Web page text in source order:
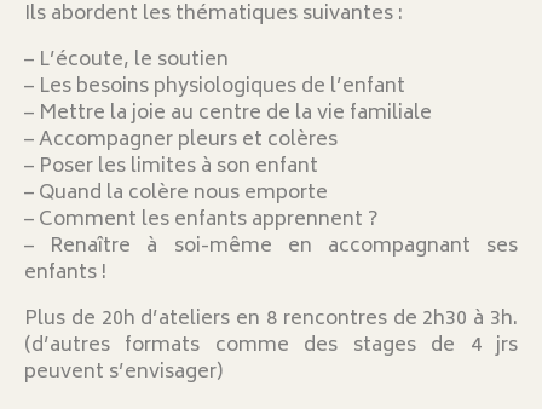
Ils abordent les thématiques suivantes :
– L’écoute, le soutien
– Les besoins physiologiques de l’enfant
– Mettre la joie au centre de la vie familiale
– Accompagner pleurs et colères
– Poser les limites à son enfant
– Quand la colère nous emporte
– Comment les enfants apprennent ?
– Renaître à soi-même en accompagnant ses
enfants !
Plus de 20h d’ateliers en 8 rencontres de 2h30 à 3h.
(d’autres formats comme des stages de 4 jrs
peuvent s’envisager)